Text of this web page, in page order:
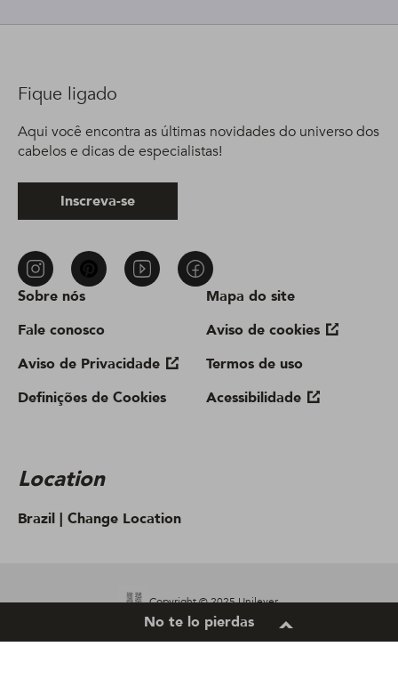
Sobre nós
Fale conosco
Aviso de Privacidade
Definições de Cookies
Mapa do site
Aviso de cookies
Termos de uso
Acessibilidade
Location
Brazil | Change Location
Fique ligado
Aqui você encontra as últimas novidades do universo dos
cabelos e dicas de especialistas!
Inscreva-se
Copyright © 2025 Unilever.
No te lo pierdas